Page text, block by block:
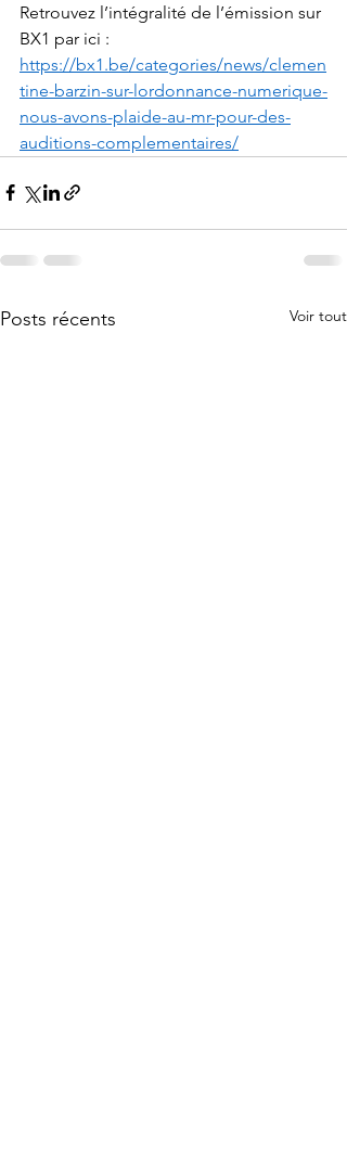
Retrouvez l’intégralité de l’émission sur
BX1 par ici :
https://bx1.be/categories/news/clemen
tine-barzin-sur-lordonnance-numerique-
nous-avons-plaide-au-mr-pour-des-
auditions-complementaires/
Posts récents Voir tout